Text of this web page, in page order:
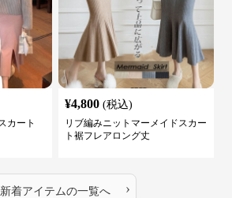
カート
¥4,800 (税込)
リブ編みニットマーメイドスカー
ト裾フレアロング丈
新着アイテムの一覧へ ›